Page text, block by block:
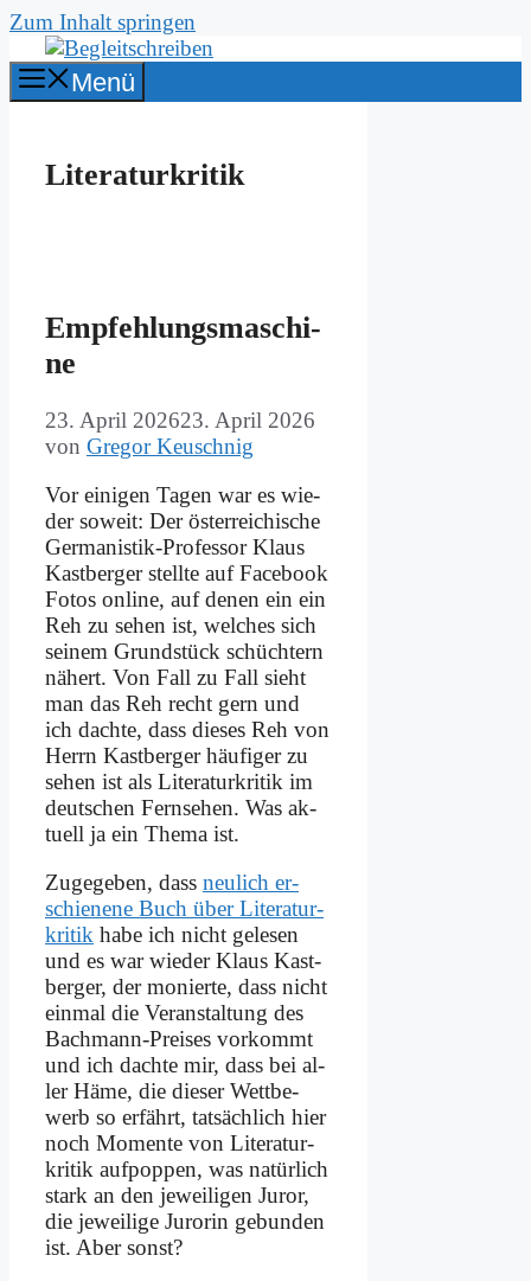
Zum Inhalt springen
Menü
Literaturkritik
Emp­feh­lungs­ma­schi­
ne
23. April 202623. April 2026
von Gregor Keuschnig
Vor ei­ni­gen Ta­gen war es wie­
der so­weit: Der öster­rei­chi­sche
Ger­ma­ni­stik-Pro­fes­sor Klaus
Kast­ber­ger stell­te auf Face­book
Fo­tos on­line, auf de­nen ein ein
Reh zu se­hen ist, wel­ches sich
sei­nem Grund­stück schüch­tern
nä­hert. Von Fall zu Fall sieht
man das Reh recht gern und
ich dach­te, dass die­ses Reh von
Herrn Kast­ber­ger häu­fi­ger zu
se­hen ist als Li­te­ra­tur­kri­tik im
deut­schen Fern­se­hen. Was ak­
tu­ell ja ein The­ma ist.
Zu­ge­ge­ben, dass neu­lich er­
schie­ne­ne Buch über Li­te­ra­tur­
kri­tik ha­be ich nicht ge­le­sen
und es war wie­der Klaus Kast­
ber­ger, der mo­nier­te, dass nicht
ein­mal die Ver­an­stal­tung des
Bach­mann-Prei­ses vor­kommt
und ich dach­te mir, dass bei al­
ler Hä­me, die die­ser Wett­be­
werb so er­fährt, tat­säch­lich hier
noch Mo­men­te von Li­te­ra­tur­
kri­tik auf­pop­pen, was na­tür­lich
stark an den je­wei­li­gen Ju­ror,
die je­wei­li­ge Ju­ro­rin ge­bun­den
ist. Aber sonst?